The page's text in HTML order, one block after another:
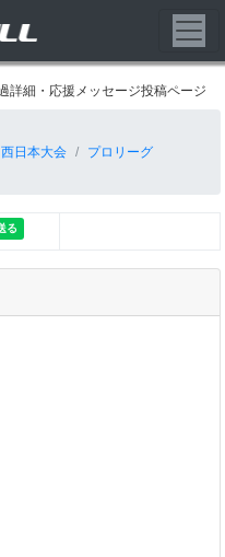
詳細・応援メッセージ投稿ページ
日本大会
プロリーグ